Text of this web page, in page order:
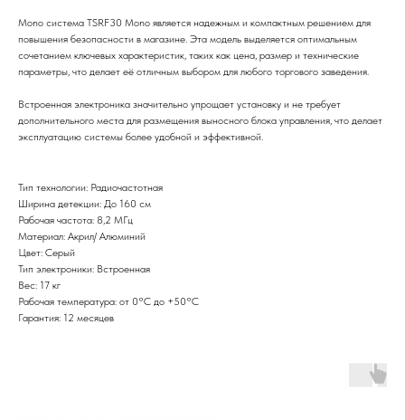
Mono система TSRF30 Mono является надежным и компактным решением для
повышения безопасности в магазине. Эта модель выделяется оптимальным
сочетанием ключевых характеристик, таких как цена, размер и технические
параметры, что делает её отличным выбором для любого торгового заведения.
Встроенная электроника значительно упрощает установку и не требует
дополнительного места для размещения выносного блока управления, что делает
эксплуатацию системы более удобной и эффективной.
Тип технологии: Радиочастотная
Ширина детекции: До 160 см
Рабочая частота: 8,2 МГц
Материал: Акрил/ Алюминий
Цвет: Серый
Тип электроники: Встроенная
Вес: 17 кг
Рабочая температура: от 0°С до +50°С
Гарантия: 12 месяцев